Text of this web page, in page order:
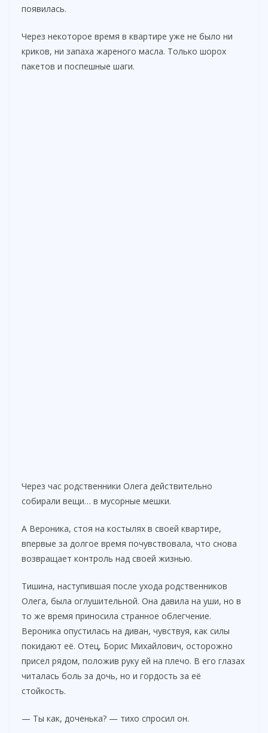
появилась.
Через некоторое время в квартире уже не было ни
криков, ни запаха жареного масла. Только шорох
пакетов и поспешные шаги.
Через час родственники Олега действительно
собирали вещи… в мусорные мешки.
А Вероника, стоя на костылях в своей квартире,
впервые за долгое время почувствовала, что снова
возвращает контроль над своей жизнью.
Тишина, наступившая после ухода родственников
Олега, была оглушительной. Она давила на уши, но в
то же время приносила странное облегчение.
Вероника опустилась на диван, чувствуя, как силы
покидают её. Отец, Борис Михайлович, осторожно
присел рядом, положив руку ей на плечо. В его глазах
читалась боль за дочь, но и гордость за её
стойкость.
— Ты как, доченька? — тихо спросил он.